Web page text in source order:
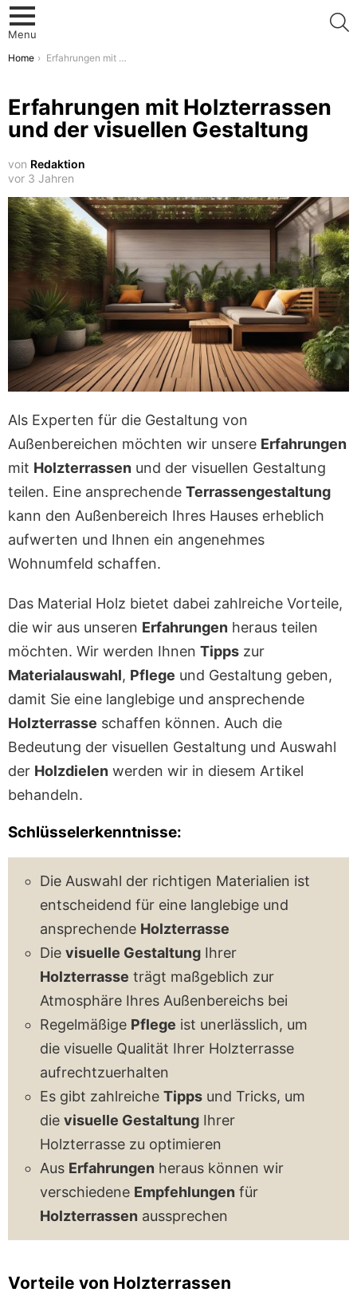
Menu
You are here:
Home Erfahrungen mit Holzterrassen und der visuellen Gestaltung
Erfahrungen mit Holzterrassen
und der visuellen Gestaltung
von Redaktion
vor 3 Jahren
Als Experten für die Gestaltung von
Außenbereichen möchten wir unsere Erfahrungen
mit Holzterrassen und der visuellen Gestaltung
teilen. Eine ansprechende Terrassengestaltung
kann den Außenbereich Ihres Hauses erheblich
aufwerten und Ihnen ein angenehmes
Wohnumfeld schaffen.
Das Material Holz bietet dabei zahlreiche Vorteile,
die wir aus unseren Erfahrungen heraus teilen
möchten. Wir werden Ihnen Tipps zur
Materialauswahl, Pflege und Gestaltung geben,
damit Sie eine langlebige und ansprechende
Holzterrasse schaffen können. Auch die
Bedeutung der visuellen Gestaltung und Auswahl
der Holzdielen werden wir in diesem Artikel
behandeln.
Schlüsselerkenntnisse:
Die Auswahl der richtigen Materialien ist
entscheidend für eine langlebige und
ansprechende Holzterrasse
Die visuelle Gestaltung Ihrer
Holzterrasse trägt maßgeblich zur
Atmosphäre Ihres Außenbereichs bei
Regelmäßige Pflege ist unerlässlich, um
die visuelle Qualität Ihrer Holzterrasse
aufrechtzuerhalten
Es gibt zahlreiche Tipps und Tricks, um
die visuelle Gestaltung Ihrer
Holzterrasse zu optimieren
Aus Erfahrungen heraus können wir
verschiedene Empfehlungen für
Holzterrassen aussprechen
Vorteile von Holzterrassen